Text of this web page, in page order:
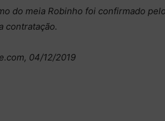
do meia Robinho foi confirmado
contratação.
04/12/2019